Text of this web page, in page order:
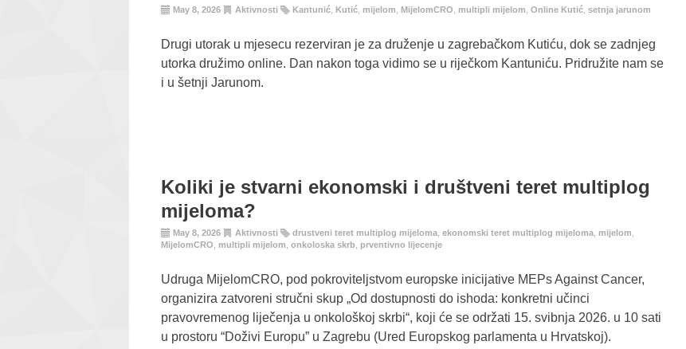
May 8, 2026 Aktivnosti Kantunić Kutić mijelom MijelomCRO multipli mijelom Online Kutić setnja jarunom
Drugi utorak u mjesecu rezerviran je za druženje u zagrebačkom Kutiću, dok se zadnjeg
utorka družimo online. Dan nakon toga vidimo se u riječkom Kantuniću. Pridružite nam se
i u šetnji Jarunom.
Koliki je stvarni ekonomski i društveni teret multiplog
mijeloma?
May 8, 2026 Aktivnosti drustveni teret multiplog mijeloma ekonomski teret multiplog mijeloma mijelom
MijelomCRO
multipli mijelom onkoloska skrb prventivno lijecenje
Udruga MijelomCRO, pod pokroviteljstvom europske inicijative MEPs Against Cancer,
organizira zatvoreni stručni skup „Od dostupnosti do ishoda: konkretni učinci
pravovremenog liječenja u onkološkoj skrbi“, koji će se održati 15. svibnja 2026. u 10 sati
u prostoru “Doživi Europu” u Zagrebu (Ured Europskog parlamenta u Hrvatskoj).